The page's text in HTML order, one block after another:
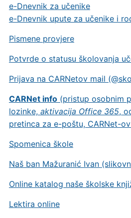
e-Dnevnik za učenike
e-Dnevnik upute za učenike i
Pismene provjere
Potvrde o statusu školovanja
Prijava na CARNetov mail
CARNet info(pristup osobnim
lozinke, aktivacija Office 365,
pretinca za e-poštu, CARNet-
Spomenica škole
Naš ban Mažuranić Ivan
Online katalog naše školske
Lektira online